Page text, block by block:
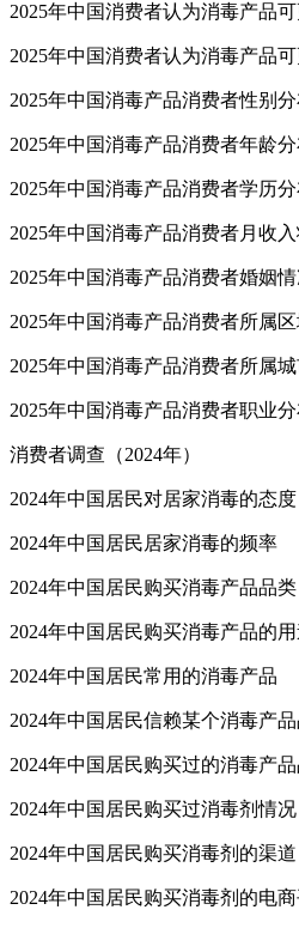
2025年中国消费者认为消毒产品
2025年中国消费者认为消毒产品
2025年中国消毒产品消费者性别
2025年中国消毒产品消费者年龄
2025年中国消毒产品消费者学历
2025年中国消毒产品消费者月收
2025年中国消毒产品消费者婚姻
2025年中国消毒产品消费者所属
2025年中国消毒产品消费者所属
2025年中国消毒产品消费者职业
消费者调查（2024年）
2024年中国居民对居家消毒的态度
2024年中国居民居家消毒的频率
2024年中国居民购买消毒产品品类
2024年中国居民购买消毒产品的
2024年中国居民常用的消毒产品
2024年中国居民信赖某个消毒产
2024年中国居民购买过的消毒产
2024年中国居民购买过消毒剂情况
2024年中国居民购买消毒剂的渠道
2024年中国居民购买消毒剂的电商